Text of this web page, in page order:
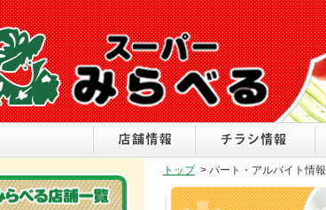
トップ > パート・アルバイト情報